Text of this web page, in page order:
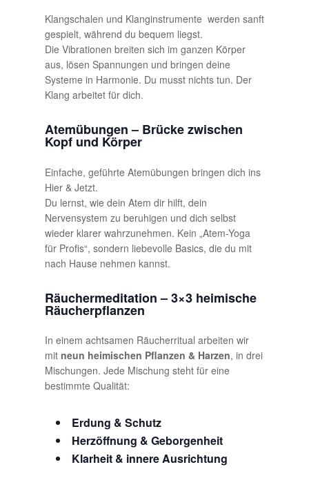
Klangschalen und Klanginstrumente werden sanft
gespielt, während du bequem liegst.
Die Vibrationen breiten sich im ganzen Körper
aus, lösen Spannungen und bringen deine
Systeme in Harmonie. Du musst nichts tun. Der
Klang arbeitet für dich.
Atemübungen – Brücke zwischen
Kopf und Körper
Einfache, geführte Atemübungen bringen dich ins
Hier & Jetzt.
Du lernst, wie dein Atem dir hilft, dein
Nervensystem zu beruhigen und dich selbst
wieder klarer wahrzunehmen. Kein „Atem-Yoga
für Profis“, sondern liebevolle Basics, die du mit
nach Hause nehmen kannst.
Räuchermeditation – 3×3 heimische
Räucherpflanzen
In einem achtsamen Räucherritual arbeiten wir
mit neun heimischen Pflanzen & Harzen, in drei
Mischungen. Jede Mischung steht für eine
bestimmte Qualität:
Erdung & Schutz
Herzöffnung & Geborgenheit
Klarheit & innere Ausrichtung